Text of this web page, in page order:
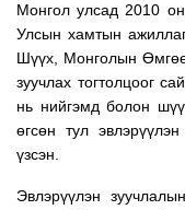
Монгол улсад 2010
Улсын хамтын
Шүүх, Монголын
зуучлах тогтолцоог
нь нийгэмд болон
өгсөн тул
үзсэн.
Эвлэрүүлэн